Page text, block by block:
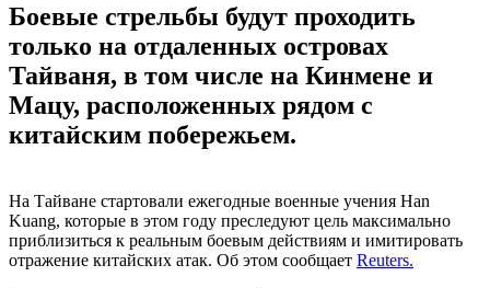
Боевые стрельбы будут проходить
только на отдаленных островах
Тайваня, в том числе на Кинмене и
Мацу, расположенных рядом с
китайским побережьем.
На Тайване стартовали ежегодные военные учения Han
Kuang, которые в этом году преследуют цель максимально
приблизиться к реальным боевым действиям и имитировать
отражение китайских атак. Об этом сообщает Reuters.